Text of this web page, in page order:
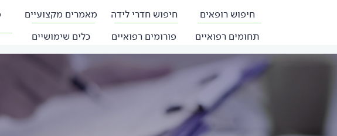
חיפוש רופאים חיפוש חדרי לידה מאמרים מקצועיים
תחומים רפואיים
פורומים רפואיים כלים שימושיים